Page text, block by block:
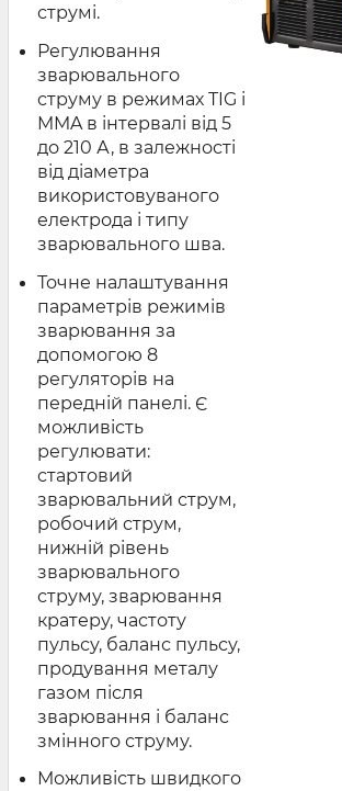
струмі.
Регулювання
зварювального
струму в режимах TIG і
MMA в інтервалі від 5
до 210 А, в залежності
від діаметра
використовуваного
електрода і типу
зварювального шва.
Точне налаштування
параметрів режимів
зварювання за
допомогою 8
регуляторів на
передній панелі. Є
можливість
регулювати:
стартовий
зварювальний струм,
робочий струм,
нижній рівень
зварювального
струму, зварювання
кратеру, частоту
пульсу, баланс пульсу,
продування металу
газом після
зварювання і баланс
змінного струму.
Можливість швидкого